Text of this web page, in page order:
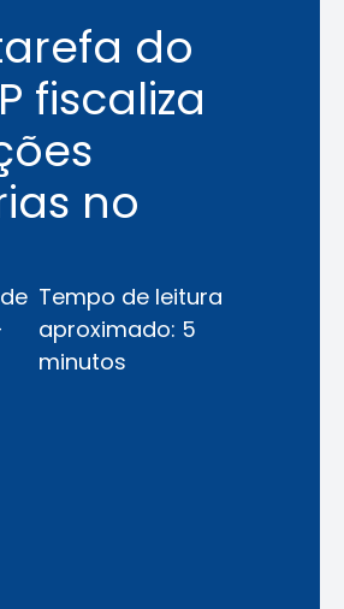
do
fiscaliza
no
Tempo de leitura
aproximado: 5
minutos